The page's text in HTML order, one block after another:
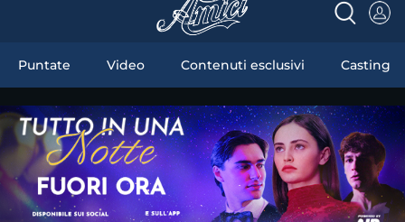
Puntate Video Contenuti esclusivi Casting